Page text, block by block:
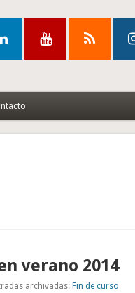
verano 2014
archivadas: Fin de curso